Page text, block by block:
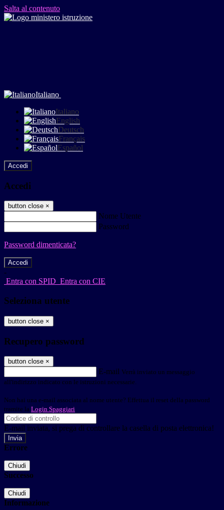
Salta al contenuto
Italiano
Italiano
English
Deutsch
Français
Español
Accedi
Accedi
button close ×
Nome Utente
Password
Password dimenticata?
-
Entra con SPID Entra con CIE
Seleziona utente
button close ×
Recupero password
button close ×
E-mail Verrà inviato un messaggio
all'indirizzo indicato con le istruzioni necessarie.
Non hai una e-mail associata al nome utente? Effettua il reset della password
tramite la Login Spaggiari
E-mail inviata, si prega di controllare la casella di posta elettronica!
Errore
Chiudi
Successo
Chiudi
Informazione